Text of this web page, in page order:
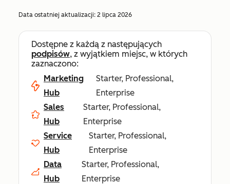
Data ostatniej aktualizacji: 2 lipca 2026
Dostępne z każdą z następujących
podpisów, z wyjątkiem miejsc, w których
zaznaczono:
Marketing
Hub
Starter, Professional,
Enterprise
Sales
Hub
Starter, Professional,
Enterprise
Service
Hub
Starter, Professional,
Enterprise
Data
Hub
Starter, Professional,
Enterprise